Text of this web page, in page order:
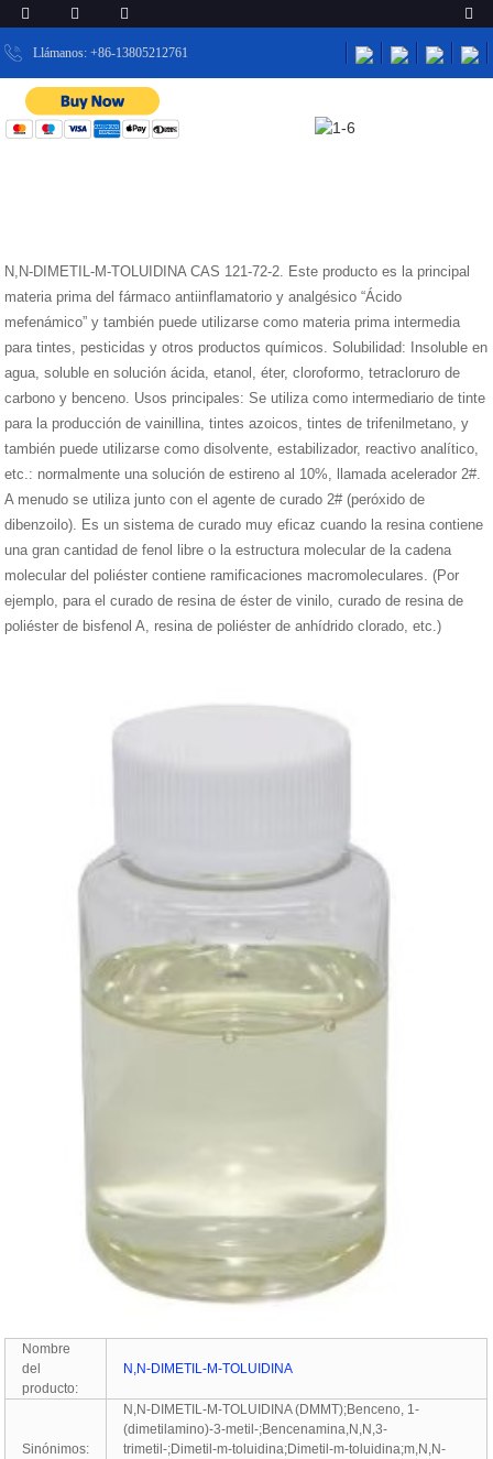
Llámanos: +86-13805212761
N,N-DIMETIL-M-TOLUIDINA CAS 121-72-2. Este producto es la principal
materia prima del fármaco antiinflamatorio y analgésico “Ácido
mefenámico” y también puede utilizarse como materia prima intermedia
para tintes, pesticidas y otros productos químicos. Solubilidad: Insoluble en
agua, soluble en solución ácida, etanol, éter, cloroformo, tetracloruro de
carbono y benceno. Usos principales: Se utiliza como intermediario de tinte
para la producción de vainillina, tintes azoicos, tintes de trifenilmetano, y
también puede utilizarse como disolvente, estabilizador, reactivo analítico,
etc.: normalmente una solución de estireno al 10%, llamada acelerador 2#.
A menudo se utiliza junto con el agente de curado 2# (peróxido de
dibenzoilo). Es un sistema de curado muy eficaz cuando la resina contiene
una gran cantidad de fenol libre o la estructura molecular de la cadena
molecular del poliéster contiene ramificaciones macromoleculares. (Por
ejemplo, para el curado de resina de éster de vinilo, curado de resina de
poliéster de bisfenol A, resina de poliéster de anhídrido clorado, etc.)
Nombre
del
producto:
N,N-DIMETIL-M-TOLUIDINA
Sinónimos:
N,N-DIMETIL-M-TOLUIDINA (DMMT);Benceno, 1-
(dimetilamino)-3-metil-;Bencenamina,N,N,3-
trimetil-;Dimetil-m-toluidina;Dimetil-m-toluidina;m,N,N-